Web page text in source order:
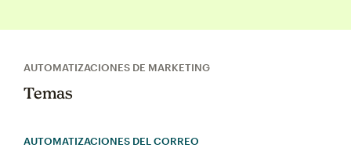
AUTOMATIZACIONES DE MARKETING
Temas
AUTOMATIZACIONES DEL CORREO